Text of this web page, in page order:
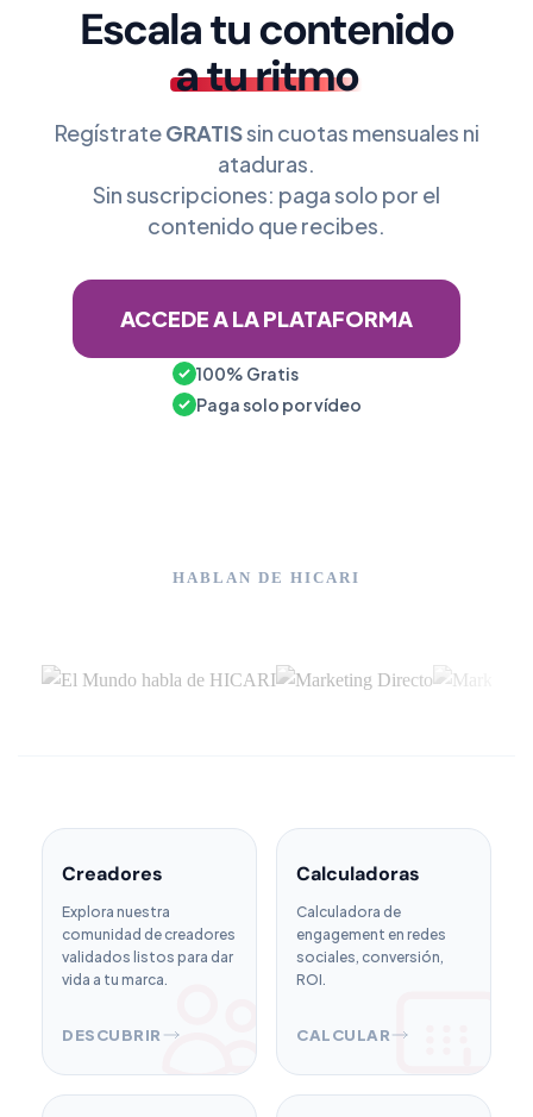
Escala tu contenido
a tu ritmo
RegístrateGRATISsin cuotas mensuales ni
ataduras.
Sin suscripciones: paga solo por el
contenido que recibes.
ACCEDE A LA PLATAFORMA
100% Gratis
Paga solo por vídeo
HABLAN DE HICARI
Creadores
Explora nuestra
comunidad de creadores
validados listos para dar
vida a tu marca.
DESCUBRIR
Calculadoras
Calculadora de
engagement en redes
sociales, conversión,
ROI.
CALCULAR